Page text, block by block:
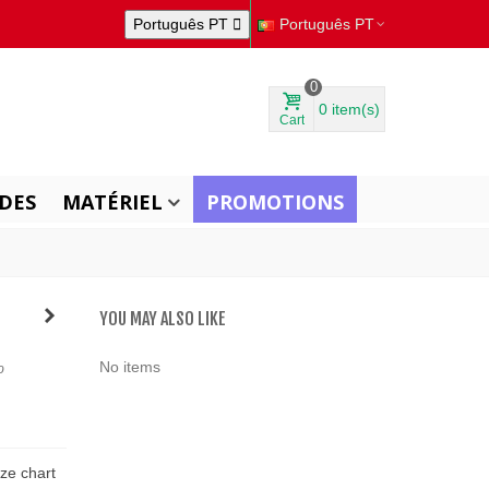
Português PT  Português PT
Cart
0
0 item(s)
MATÉRIEL PROMOTIONS
chart
YOU MAY ALSO LIKE
No items